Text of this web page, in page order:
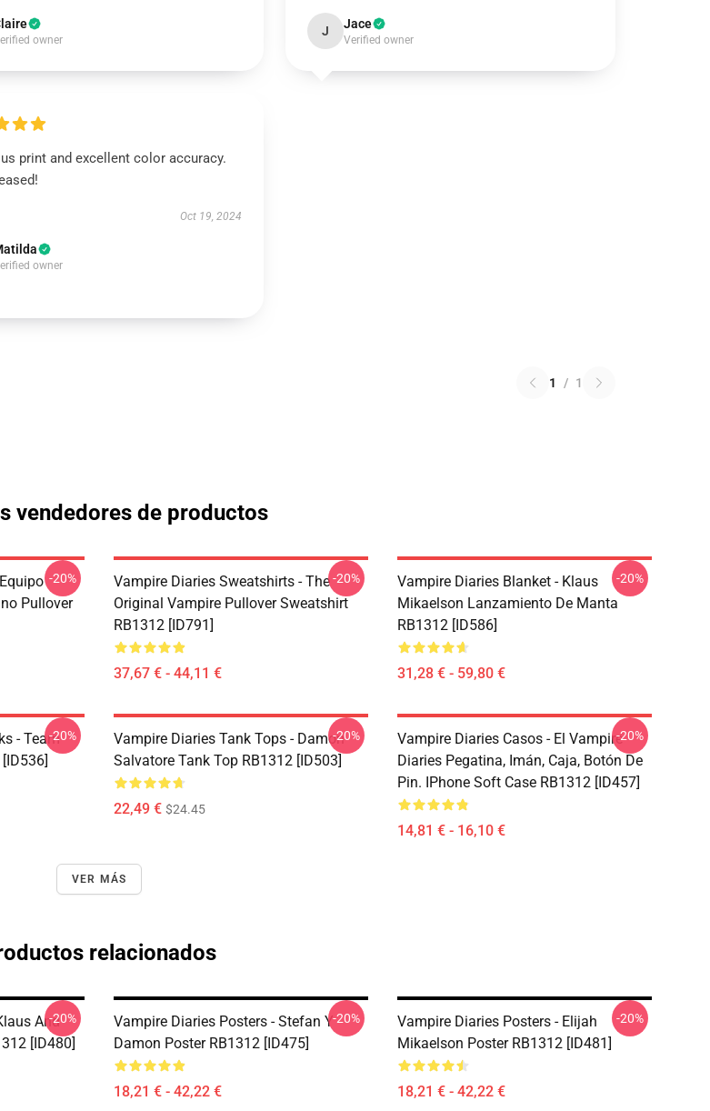
owner
J Jace
Verified owner
print and excellent color accuracy.
Oct 19, 2024
owner
1 / 1
vendedores de productos
Pullover
-20%
Vampire Diaries Sweatshirts - The
Original Vampire Pullover Sweatshirt
RB1312 [ID791]
37,67 € - 44,11 €
-20%
Vampire Diaries Blanket - Klaus
Mikaelson Lanzamiento De Manta
RB1312 [ID586]
31,28 € - 59,80 €
-20%
- Team-20%
Vampire Diaries Tank Tops - Damon
Salvatore Tank Top RB1312 [ID503]
22,49 € $24.45
-20%
Vampire Diaries Casos - El Vampire
Diaries Pegatina, Imán, Caja, Botón De
Pin. IPhone Soft Case RB1312 [ID457]
14,81 € - 16,10 €
-20%
VER MÁS
relacionados
And
[ID480]
-20%
Vampire Diaries Posters - Stefan Y
Damon Poster RB1312 [ID475]
18,21 € - 42,22 €
-20%
Vampire Diaries Posters - Elijah
Mikaelson Poster RB1312 [ID481]
18,21 € - 42,22 €
-20%